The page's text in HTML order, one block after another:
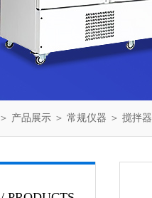
＞ 产品展示 ＞ 常规仪器 ＞ 搅拌器